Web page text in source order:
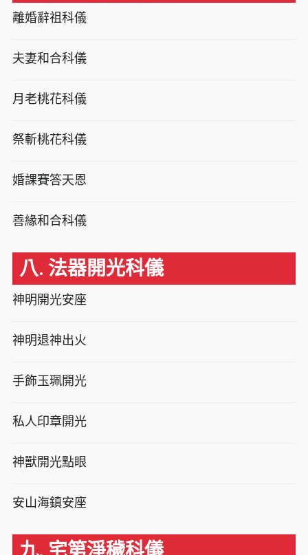
離婚辭祖科儀
夫妻和合科儀
月老桃花科儀
祭斬桃花科儀
婚課賽答天恩
善緣和合科儀
八. 法器開光科儀
神明開光安座
神明退神出火
手飾玉珮開光
私人印章開光
神獸開光點眼
安山海鎮安座